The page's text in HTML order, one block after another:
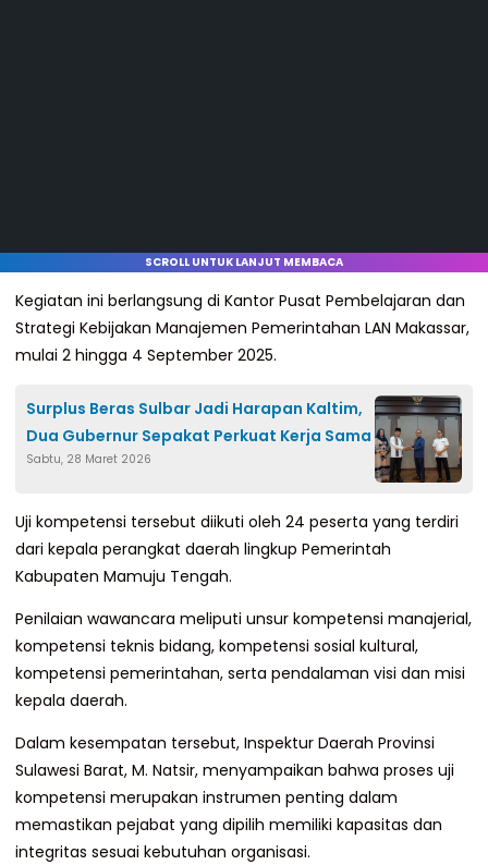
SCROLL UNTUK LANJUT MEMBACA
Kegiatan ini berlangsung di Kantor Pusat Pembelajaran dan
Strategi Kebijakan Manajemen Pemerintahan LAN Makassar,
mulai 2 hingga 4 September 2025.
Surplus Beras Sulbar Jadi Harapan Kaltim,
Dua Gubernur Sepakat Perkuat Kerja Sama
Sabtu, 28 Maret 2026
Uji kompetensi tersebut diikuti oleh 24 peserta yang terdiri
dari kepala perangkat daerah lingkup Pemerintah
Kabupaten Mamuju Tengah.
Penilaian wawancara meliputi unsur kompetensi manajerial,
kompetensi teknis bidang, kompetensi sosial kultural,
kompetensi pemerintahan, serta pendalaman visi dan misi
kepala daerah.
Dalam kesempatan tersebut, Inspektur Daerah Provinsi
Sulawesi Barat, M. Natsir, menyampaikan bahwa proses uji
kompetensi merupakan instrumen penting dalam
memastikan pejabat yang dipilih memiliki kapasitas dan
integritas sesuai kebutuhan organisasi.